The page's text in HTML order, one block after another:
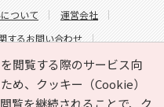
閲覧する際のサービス向
め、クッキー（Cookie）
覧を継続されることで、ク
ついて
運営会社
するお問い合わせ
お問い合わせ